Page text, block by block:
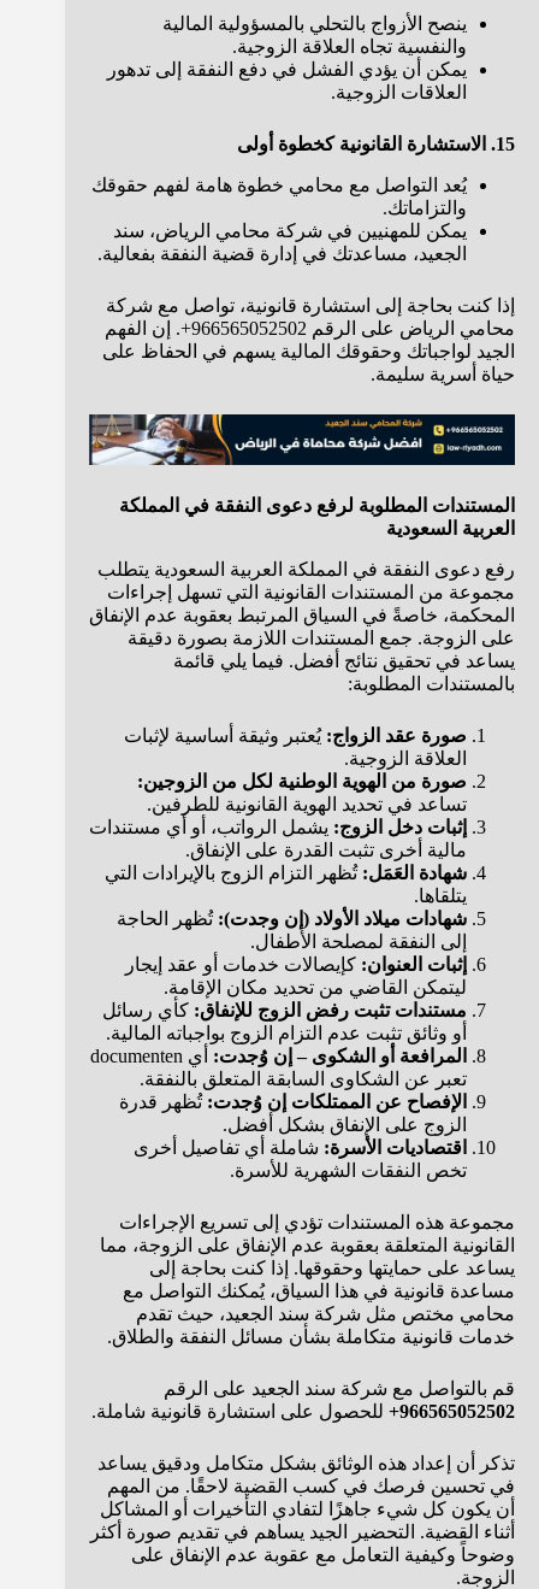
ينصح الأزواج بالتحلي بالمسؤولية المالية
والنفسية تجاه العلاقة الزوجية.
يمكن أن يؤدي الفشل في دفع النفقة إلى تدهور
العلاقات الزوجية.
15. الاستشارة القانونية كخطوة أولى
يُعد التواصل مع محامي خطوة هامة لفهم حقوقك
والتزاماتك.
يمكن للمهنيين في شركة محامي الرياض، سند
الجعيد، مساعدتك في إدارة قضية النفقة بفعالية.
إذا كنت بحاجة إلى استشارة قانونية، تواصل مع شركة
محامي الرياض على الرقم 966565052502+. إن الفهم
الجيد لواجباتك وحقوقك المالية يسهم في الحفاظ على
حياة أسرية سليمة.
المستندات المطلوبة لرفع دعوى النفقة في المملكة
العربية السعودية
رفع دعوى النفقة في المملكة العربية السعودية يتطلب
مجموعة من المستندات القانونية التي تسهل إجراءات
المحكمة، خاصةً في السياق المرتبط بعقوبة عدم الإنفاق
على الزوجة. جمع المستندات اللازمة بصورة دقيقة
يساعد في تحقيق نتائج أفضل. فيما يلي قائمة
بالمستندات المطلوبة:
صورة عقد الزواج: يُعتبر وثيقة أساسية لإثبات
العلاقة الزوجية.
صورة من الهوية الوطنية لكل من الزوجين:
تساعد في تحديد الهوية القانونية للطرفين.
إثبات دخل الزوج: يشمل الرواتب، أو أي مستندات
مالية أخرى تثبت القدرة على الإنفاق.
شهادة العَمَل: تُظهر التزام الزوج بالإيرادات التي
يتلقاها.
شهادات ميلاد الأولاد (إن وجدت): تُظهر الحاجة
إلى النفقة لمصلحة الأطفال.
إثبات العنوان: كإيصالات خدمات أو عقد إيجار
ليتمكن القاضي من تحديد مكان الإقامة.
مستندات تثبت رفض الزوج للإنفاق: كأي رسائل
أو وثائق تثبت عدم التزام الزوج بواجباته المالية.
المرافعة أو الشكوى – إن وُجدت:
أي documenten
تعبر عن الشكاوى السابقة المتعلق بالنفقة.
الإفصاح عن الممتلكات إن وُجدت: تُظهر قدرة
الزوج على الإنفاق بشكل أفضل.
اقتصاديات الأسرة: شاملة أي تفاصيل أخرى
تخص النفقات الشهرية للأسرة.
مجموعة هذه المستندات تؤدي إلى تسريع الإجراءات
القانونية المتعلقة بعقوبة عدم الإنفاق على الزوجة، مما
يساعد على حمايتها وحقوقها. إذا كنت بحاجة إلى
مساعدة قانونية في هذا السياق، يُمكنك التواصل مع
محامي مختص مثل شركة سند الجعيد، حيث تقدم
خدمات قانونية متكاملة بشأن مسائل النفقة والطلاق.
قم بالتواصل مع شركة سند الجعيد على الرقم
966565052502+
للحصول على استشارة قانونية شاملة.
تذكر أن إعداد هذه الوثائق بشكل متكامل ودقيق يساعد
في تحسين فرصك في كسب القضية لاحقًا. من المهم
أن يكون كل شيء جاهزًا لتفادي التأخيرات أو المشاكل
أثناء القضية. التحضير الجيد يساهم في تقديم صورة أكثر
وضوحاً وكيفية التعامل مع عقوبة عدم الإنفاق على
الزوجة.